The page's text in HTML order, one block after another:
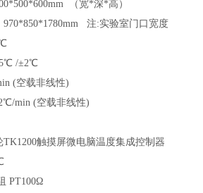
（宽*深*高）
970*850*1780mm 注:实验室门口宽度
/±2℃
(空载非线性)
min (空载非线性)
TK1200触摸屏微电脑温度集成控制器
PT100Ω